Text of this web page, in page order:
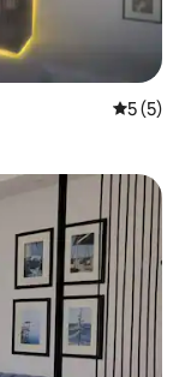
5 de
5 (5)